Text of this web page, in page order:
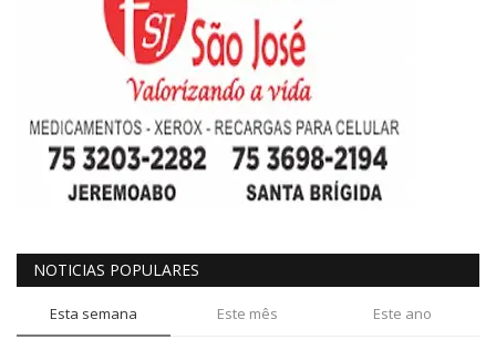
NOTICIAS POPULARES
Esta semana Este mês Este ano